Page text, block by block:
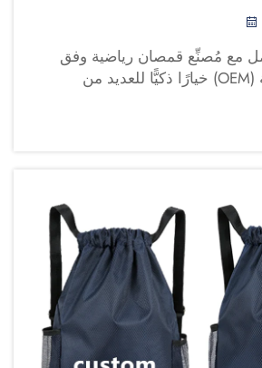
مع مُصنِّع قمصان رياضية وفق
المواصفات الأصلية (OEM) خيارًا ذكيًّا للعديد من
تُنتِج سلعًا لعلامات تجارية